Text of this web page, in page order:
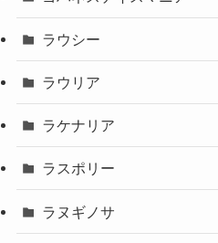
ラウシー
ラウリア
ラケナリア
ラスポリー
ラヌギノサ